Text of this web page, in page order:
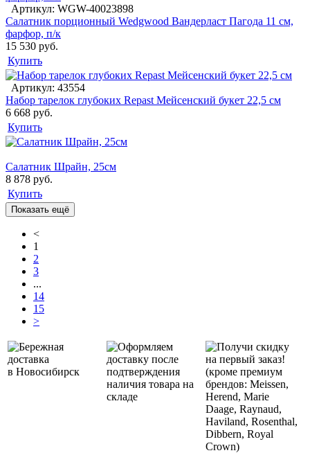
Артикул: WGW-40023898
Салатник порционный Wedgwood Вандерласт Пагода 11 см,
фарфор, п/к
15 530 руб.
Купить
Артикул: 43554
Набор тарелок глубоких Repast Мейсенский букет 22,5 см
6 668 руб.
Купить
Салатник Шрайн, 25см
8 878 руб.
Купить
Показать ещё
<
1
2
3
...
14
15
>
Бережная
доставка
в Новосибирск
Оформляем
доставку после
подтверждения
наличия товара на
складе
Получи скидку
на первый заказ!
(кроме премиум
брендов: Meissen,
Herend, Marie
Daage, Raynaud,
Haviland, Rosenthal,
Dibbern, Royal
Crown)